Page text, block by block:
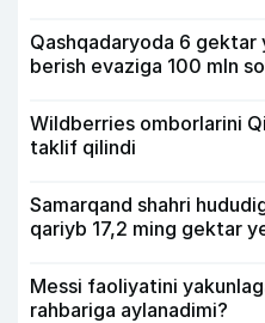
Qashqadaryoda 6 gektar
berish evaziga 100 mln
Wildberries omborlarini
taklif qilindi
Samarqand shahri
qariyb 17,2 ming gektar
Messi faoliyatini
rahbariga aylanadimi?